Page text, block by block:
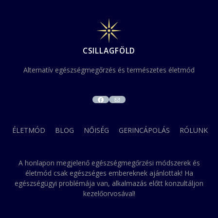
CSILLAGFÖLD
Alternatív egészségmegőrzés és természetes életmód
FACEBOOK
MAIL
ÉLETMÓD BLOG NŐISÉG GERINCÁPOLÁS RÓLUNK
A honlapon megjelenő egészségmegőrzési módszerek és
életmód csak egészséges embereknek ajánlottak! Ha
egészségügyi problémája van, alkalmazás előtt konzultáljon
kezelőorvosával!